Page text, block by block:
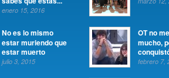
enero 15, 2016
No es lo mismo
estar muriendo que
estar muerto
julio 3, 2015
OT no
mucho,
febrero 7,